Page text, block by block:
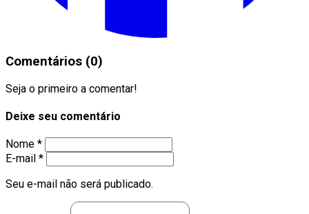
Comentários (0)
Seja o primeiro a comentar!
Deixe seu comentário
Nome *
E-mail *
Seu e-mail não será publicado.